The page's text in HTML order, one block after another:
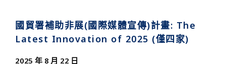
國貿署補助非展(國際媒體宣傳)計畫: The
Latest Innovation of 2025 (僅四家)
2025 年 8 月 22 日